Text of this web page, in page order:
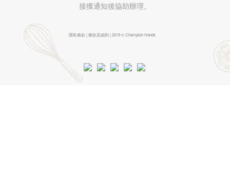
接獲通知後協助辦理。
隱私條款 | 條款及細則 | 2019 © Champion Hands